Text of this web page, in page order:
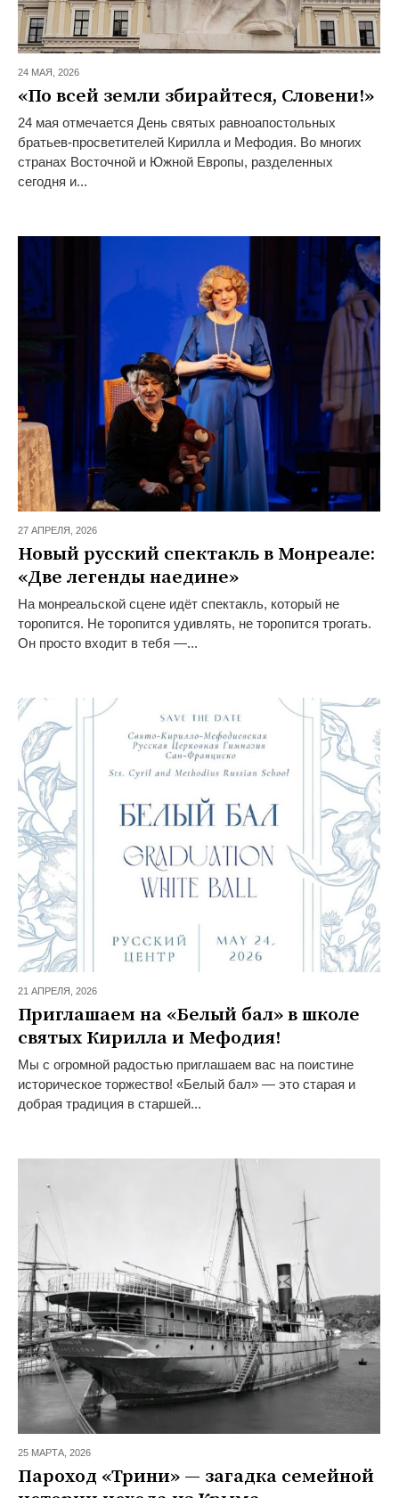
24 МАЯ, 2026
«По всей земли збирайтеся, Словени!»
24 мая отмечается День святых равноапостольных
братьев-просветителей Кирилла и Мефодия. Во многих
странах Восточной и Южной Европы, разделенных
сегодня и...
27 АПРЕЛЯ, 2026
Новый русский спектакль в Монреале:
«Две легенды наедине»
На монреальской сцене идёт спектакль, который не
торопится. Не торопится удивлять, не торопится трогать.
Он просто входит в тебя —...
21 АПРЕЛЯ, 2026
Приглашаем на «Белый бал» в школе
святых Кирилла и Мефодия!
Мы с огромной радостью приглашаем вас на поистине
историческое торжество! «Белый бал» — это старая и
добрая традиция в старшей...
25 МАРТА, 2026
Пароход «Трини» — загадка семейной